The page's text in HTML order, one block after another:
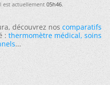
est actuellement05h46.
découvrez noscomparatifs
:thermomètre médical,soins
...